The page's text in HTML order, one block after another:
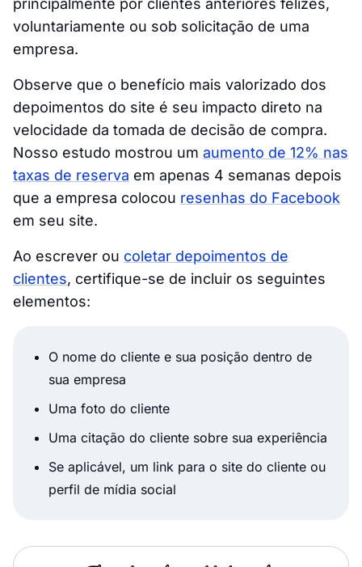
principalmente por clientes anteriores felizes,
voluntariamente ou sob solicitação de uma
empresa.
Observe que o benefício mais valorizado dos
depoimentos do site é seu impacto direto na
velocidade da tomada de decisão de compra.
Nosso estudo mostrou um aumento de 12% nas
taxas de reserva em apenas 4 semanas depois
que a empresa colocou resenhas do Facebook
em seu site.
Ao escrever ou coletar depoimentos de
clientes, certifique-se de incluir os seguintes
elementos:
O nome do cliente e sua posição dentro de
sua empresa
Uma foto do cliente
Uma citação do cliente sobre sua experiência
Se aplicável, um link para o site do cliente ou
perfil de mídia social